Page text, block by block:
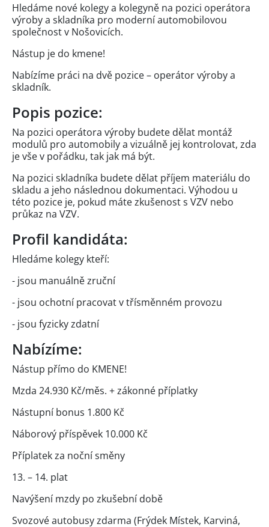
Hledáme nové kolegy a kolegyně na pozici operátora
výroby a skladníka pro moderní automobilovou
společnost v Nošovicích.
Nástup je do kmene!
Nabízíme práci na dvě pozice – operátor výroby a
skladník.
Popis pozice:
Na pozici operátora výroby budete dělat montáž
modulů pro automobily a vizuálně jej kontrolovat, zda
je vše v pořádku, tak jak má být.
Na pozici skladníka budete dělat příjem materiálu do
skladu a jeho následnou dokumentaci. Výhodou u
této pozice je, pokud máte zkušenost s VZV nebo
průkaz na VZV.
Profil kandidáta:
Hledáme kolegy kteří:
- jsou manuálně zruční
- jsou ochotní pracovat v třísměnném provozu
- jsou fyzicky zdatní
Nabízíme:
Nástup přímo do KMENE!
Mzda 24.930 Kč/měs. + zákonné příplatky
Nástupní bonus 1.800 Kč
Náborový příspěvek 10.000 Kč
Příplatek za noční směny
13. – 14. plat
Navýšení mzdy po zkušební době
Svozové autobusy zdarma (Frýdek Místek, Karviná,